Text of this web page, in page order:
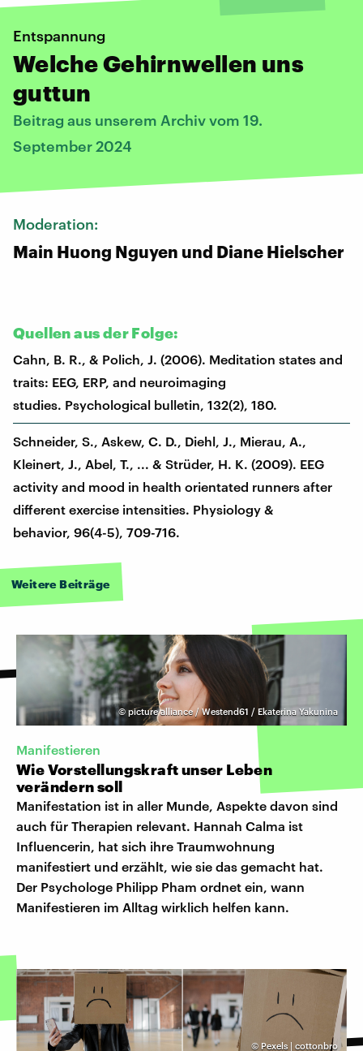
Entspannung
Welche Gehirnwellen uns
guttun
Beitrag aus unserem Archiv vom 19.
September 2024
Moderation:
Main Huong Nguyen und Diane Hielscher
Quellen aus der Folge:
Cahn, B. R., & Polich, J. (2006). Meditation states and
traits: EEG, ERP, and neuroimaging
studies. Psychological bulletin, 132(2), 180.
Schneider, S., Askew, C. D., Diehl, J., Mierau, A.,
Kleinert, J., Abel, T., ... & Strüder, H. K. (2009). EEG
activity and mood in health orientated runners after
different exercise intensities. Physiology &
behavior, 96(4-5), 709-716.
Weitere Beiträge
© picture alliance / Westend61 / Ekaterina Yakunina
Manifestieren
Wie Vorstellungskraft unser Leben
verändern soll
Manifestation ist in aller Munde, Aspekte davon sind
auch für Therapien relevant. Hannah Calma ist
Influencerin, hat sich ihre Traumwohnung
manifestiert und erzählt, wie sie das gemacht hat.
Der Psychologe Philipp Pham ordnet ein, wann
Manifestieren im Alltag wirklich helfen kann.
© Pexels | cottonbro